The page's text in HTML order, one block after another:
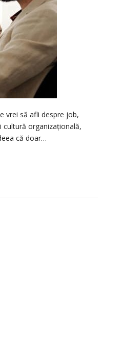
vrei să afli despre job,
cultură organizațională,
că doar…